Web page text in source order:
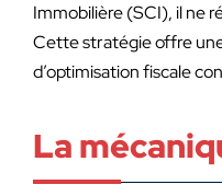
Immobilière (SCI), il ne
Cette stratégie offre
d’optimisation fiscale
La